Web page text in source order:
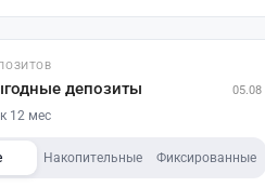
депозиты 05.08
12 мес
Накопительные Фиксированные